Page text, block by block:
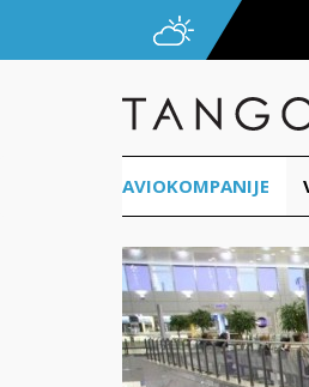
AVIOKOMPANIJE